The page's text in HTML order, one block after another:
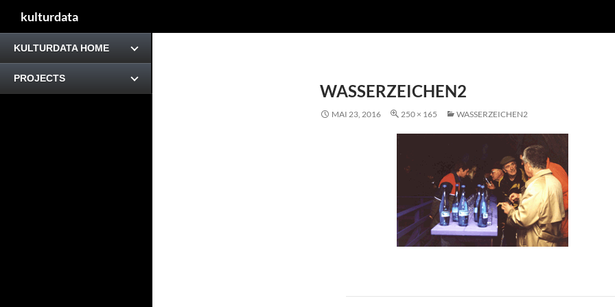
kulturdata
WASSERZEICHEN2
MAI 23, 2016 250 × 165 WASSERZEICHEN2
KULTURDATA HOME
PROJECTS